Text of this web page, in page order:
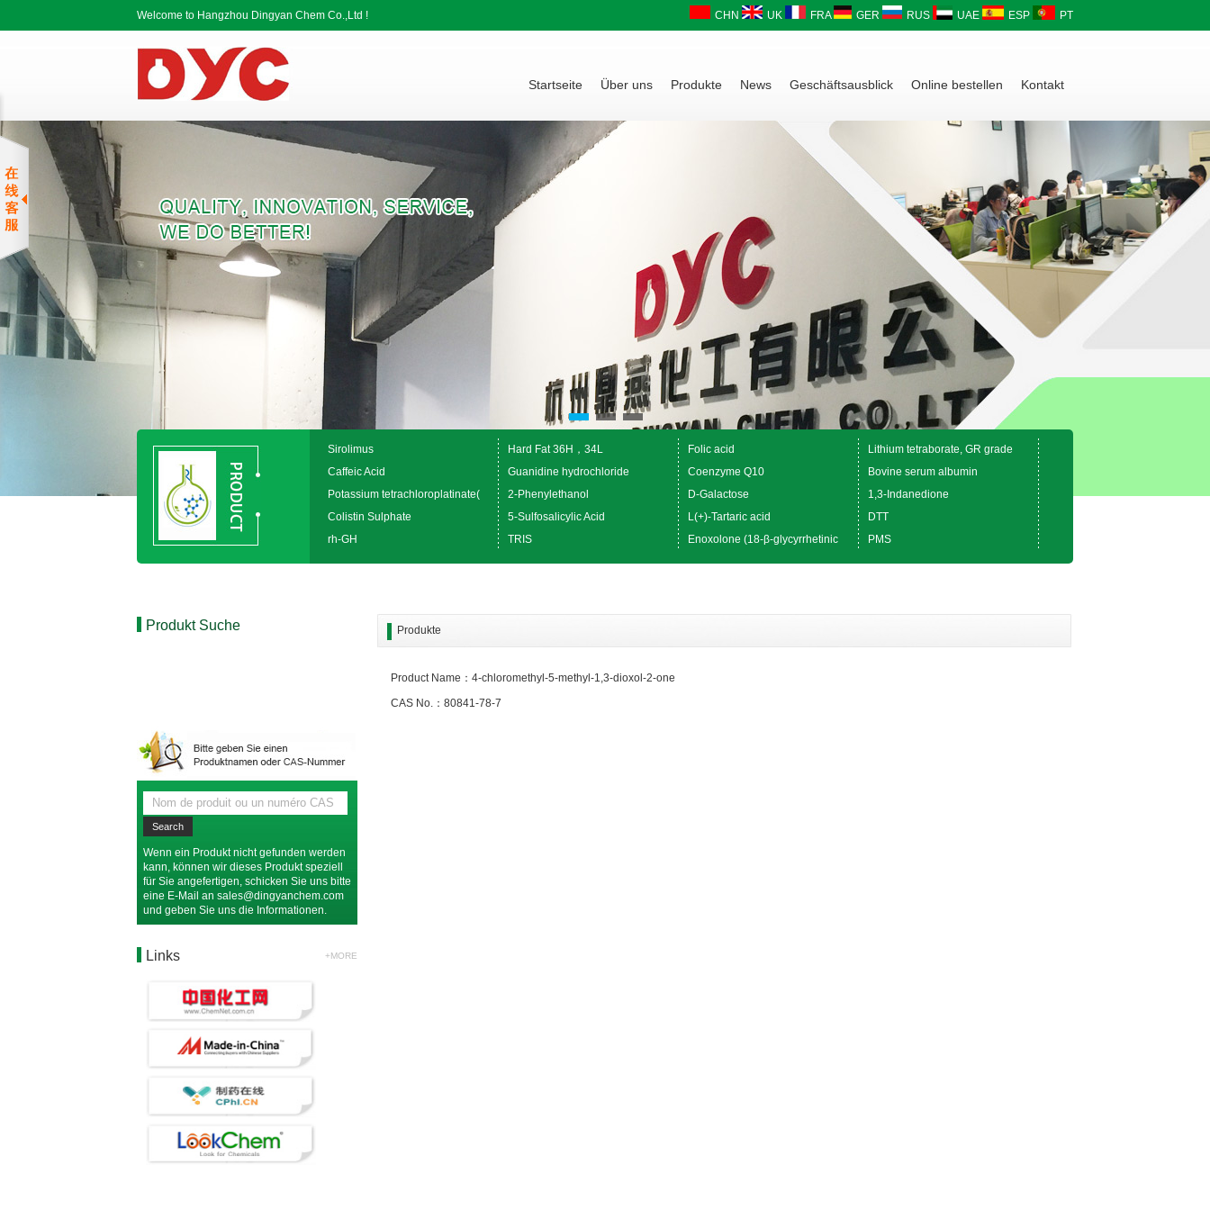
Welcome to Hangzhou Dingyan Chem Co.,Ltd ! CHN UK FRA GER RUS UAE ESP PT
Startseite Über uns Produkte News Geschäftsausblick Online bestellen Kontakt
Sirolimus Hard Fat 36H，34L Folic acid
Lithium tetraborate, GR grade
Caffeic Acid
Guanidine hydrochloride Coenzyme Q10
Bovine serum albumin
Potassium tetrachloroplatinate(
2-Phenylethanol D-Galactose
1,3-Indanedione
Colistin Sulphate
5-Sulfosalicylic Acid L(+)-Tartaric acid
DTT
rh-GH
TRIS Enoxolone (18-β-glycyrrhetinic PMS
Produkt Suche
Wenn ein Produkt nicht gefunden werden
kann, können wir dieses Produkt speziell
für Sie angefertigen, schicken Sie uns bitte
eine E-Mail an sales@dingyanchem.com
und geben Sie uns die Informationen.
Links +MORE
Produkte
Product Name：4-chloromethyl-5-methyl-1,3-dioxol-2-one
CAS No.：80841-78-7